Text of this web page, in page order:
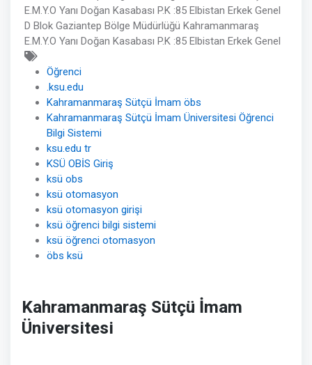
E.M.Y.O Yanı Doğan Kasabası P.K :85 Elbistan Erkek Genel
D Blok Gaziantep Bölge Müdürlüğü Kahramanmaraş
E.M.Y.O Yanı Doğan Kasabası P.K :85 Elbistan Erkek Genel
Öğrenci
.ksu.edu
Kahramanmaraş Sütçü İmam öbs
Kahramanmaraş Sütçü İmam Üniversitesi Öğrenci
Bilgi Sistemi
ksu.edu tr
KSÜ OBİS Giriş
ksü obs
ksü otomasyon
ksü otomasyon girişi
ksü öğrenci bilgi sistemi
ksü öğrenci otomasyon
öbs ksü
Kahramanmaraş Sütçü İmam
Üniversitesi